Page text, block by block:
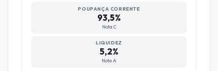
POUPANÇA CORRENTE
93,5%
Nota C
LIQUIDEZ
5,2%
Nota A